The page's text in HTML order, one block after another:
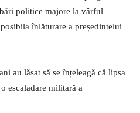
politice majore la vârful
înlăturare a președintelui
au lăsat să se înțeleagă că lipsa
escaladare militară a